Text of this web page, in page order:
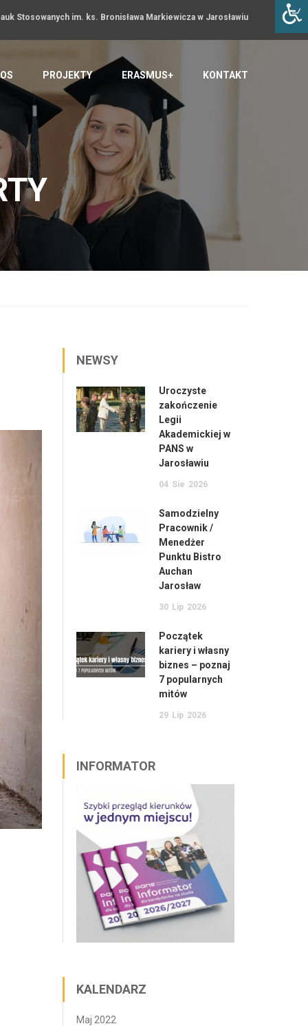
Stosowanych im. ks. Bronisława Markiewicza w Jarosławiu
PROJEKTY ERASMUS+ KONTAKT
NEWSY
Uroczyste
zakończenie
Legii
Akademickiej w
PANS w
Jarosławiu
04 Sie 2026
Samodzielny
Pracownik /
Menedżer
Punktu Bistro
Auchan
Jarosław
30 Lip 2026
Początek
kariery i własny
biznes – poznaj
7 popularnych
mitów
29 Lip 2026
INFORMATOR
KALENDARZ
Maj 2022